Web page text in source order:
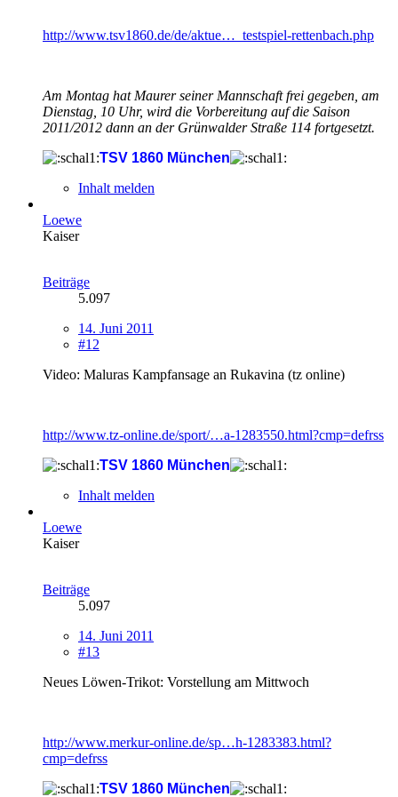
http://www.tsv1860.de/de/aktue…_testspiel-rettenbach.php
Am Montag hat Maurer seiner Mannschaft frei gegeben, am
Dienstag, 10 Uhr, wird die Vorbereitung auf die Saison
2011/2012 dann an der Grünwalder Straße 114 fortgesetzt.
TSV 1860 München
Inhalt melden
Loewe
Kaiser
Beiträge
5.097
14. Juni 2011
#12
Video: Maluras Kampfansage an Rukavina (tz online)
http://www.tz-online.de/sport/…a-1283550.html?cmp=defrss
TSV 1860 München
Inhalt melden
Loewe
Kaiser
Beiträge
5.097
14. Juni 2011
#13
Neues Löwen-Trikot: Vorstellung am Mittwoch
http://www.merkur-online.de/sp…h-1283383.html?
cmp=defrss
TSV 1860 München